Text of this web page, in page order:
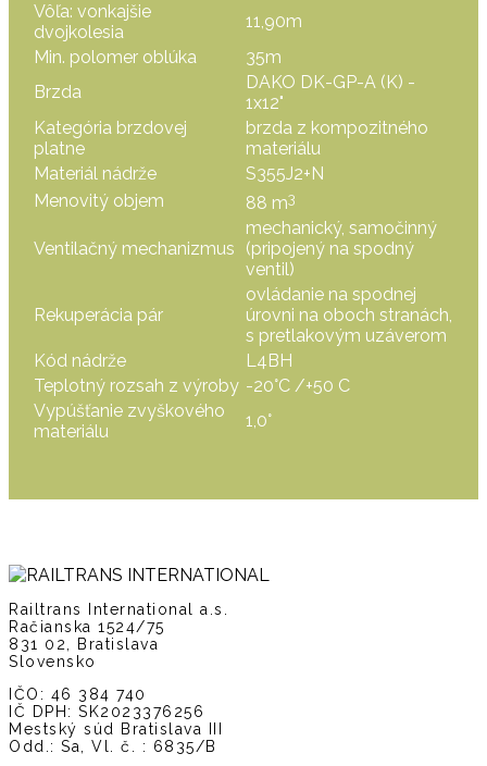
Vôľa: vonkajšie
dvojkolesia
11,90m
Min. polomer oblúka
35m
Brzda
DAKO DK-GP-A (K) -
1x12"
Kategória brzdovej
platne
brzda z kompozitného
materiálu
Materiál nádrže
S355J2+N
Menovitý objem
88 m3
Ventilačný mechanizmus
mechanický, samočinný
(pripojený na spodný
ventil)
Rekuperácia pár
ovládanie na spodnej
úrovni na oboch stranách,
s pretlakovým uzáverom
Kód nádrže
L4BH
Teplotný rozsah z výroby -20°C /+50 C
Vypúšťanie zvyškového
materiálu
1,0°
Railtrans International a.s.
Račianska 1524/75
831 02, Bratislava
Slovensko
IČO: 46 384 740
IČ DPH: SK2023376256
Mestský súd Bratislava III
Odd.: Sa, Vl. č. : 6835/B